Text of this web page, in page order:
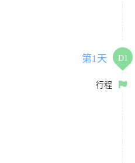
第1天 D1
行程